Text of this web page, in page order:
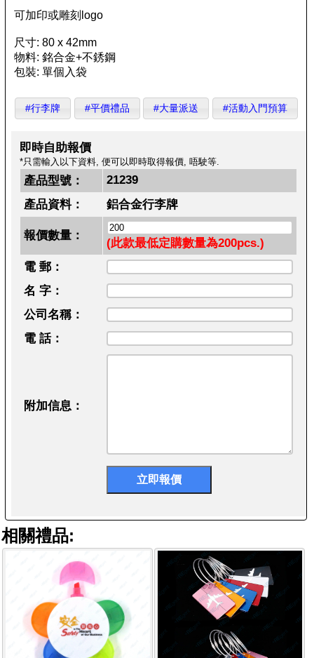
可加印或雕刻logo
尺寸: 80 x 42mm
物料: 銘合金+不銹鋼
包裝: 單個入袋
#行李牌 #平價禮品 #大量派送 #活動入門預算
即時自助報價
*只需輸入以下資料, 便可以即時取得報價, 唔駛等.
產品型號：
21239
產品資料：
鋁合金行李牌
報價數量：
(此款最低定購數量為200pcs.)
電 郵：
名 字：
公司名稱：
電 話：
附加信息：
相關禮品: